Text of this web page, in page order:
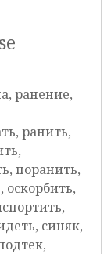
ранение,
ранить,
поранить,
оскорбить,
синяк,